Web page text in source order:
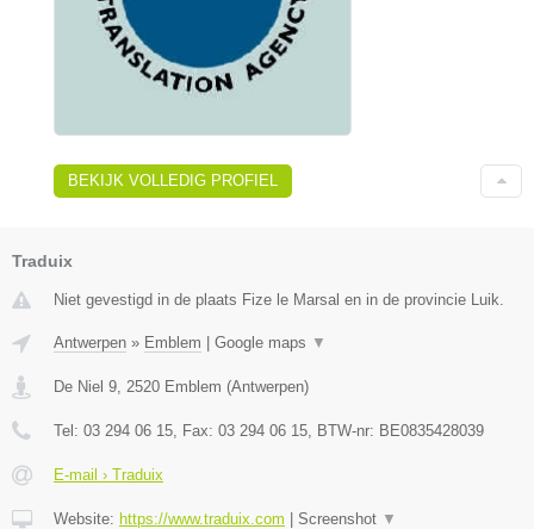
BEKIJK VOLLEDIG PROFIEL
Traduix
Niet gevestigd in de plaats Fize le Marsal en in de provincie Luik.
Antwerpen » Emblem Google maps ▼
De Niel 9 2520 Emblem (Antwerpen)
Tel: 03 294 06 15 , Fax: 03 294 06 15 , BTW-nr: BE0835428039
E-mail › Traduix
Website: https://www.traduix.com Screenshot ▼